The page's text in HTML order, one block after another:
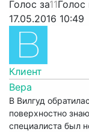
Голос за11Голос
17.05.2016 10:49
Клиент
Вера
В Вилгуд
поверхностно
специалиста был